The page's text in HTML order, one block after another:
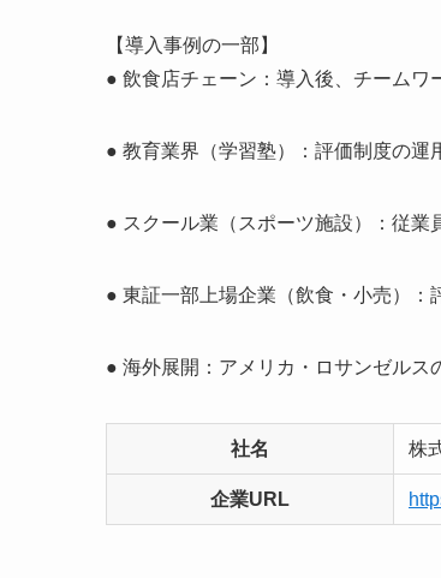
【導入事例の一部】
● 飲食店チェーン：導入後、チームワ
● 教育業界（学習塾）：評価制度の運
● スクール業（スポーツ施設）：従業
● 東証一部上場企業（飲食・小売）：
● 海外展開：アメリカ・ロサンゼルス
社名 株
企業URL